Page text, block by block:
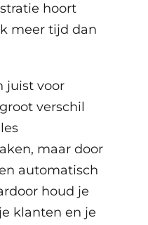
hoort
meer tijd dan
juist voor
verschil
maar door
automatisch
houd je
klanten en je